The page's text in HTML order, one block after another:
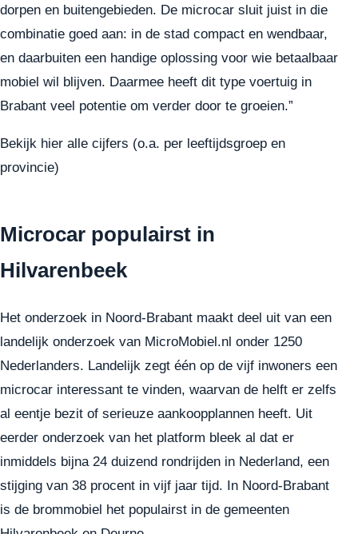
dorpen en buitengebieden. De microcar sluit juist in die
combinatie goed aan: in de stad compact en wendbaar,
en daarbuiten een handige oplossing voor wie betaalbaar
mobiel wil blijven. Daarmee heeft dit type voertuig in
Brabant veel potentie om verder door te groeien.”
Bekijk hier alle cijfers (o.a. per leeftijdsgroep en
provincie)
Microcar populairst in
Hilvarenbeek
Het onderzoek in Noord-Brabant maakt deel uit van een
landelijk onderzoek van MicroMobiel.nl onder 1250
Nederlanders. Landelijk zegt één op de vijf inwoners een
microcar interessant te vinden, waarvan de helft er zelfs
al eentje bezit of serieuze aankoopplannen heeft. Uit
eerder onderzoek van het platform bleek al dat er
inmiddels bijna 24 duizend rondrijden in Nederland, een
stijging van 38 procent in vijf jaar tijd. In Noord-Brabant
is de brommobiel het populairst in de gemeenten